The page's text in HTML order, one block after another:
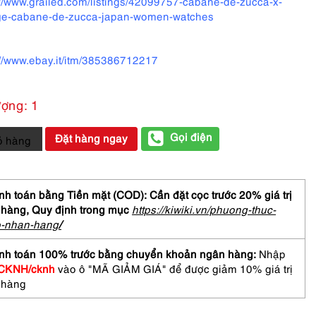
cabane-de-zucca-japan-women-watches
www.ebay.it/itm/385386712217
1
hàng Đặt hàng ngay Gọi điện
toán bằng Tiền mặt (COD): Cần đặt cọc trước 20% giá trị
Quy định trong mục https://kiwiki.vn/phuong-thuc-
nhan-hang/
toán 100% trước bằng chuyển khoản ngân hàng: Nhập
cknh vào ô "MÃ GIẢM GIÁ" để được giảm 10% giá trị